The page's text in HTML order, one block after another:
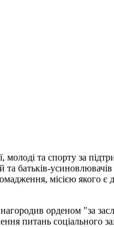
молоді та спорту за
батьків-
місією якого є
орденом "за
питань соціального